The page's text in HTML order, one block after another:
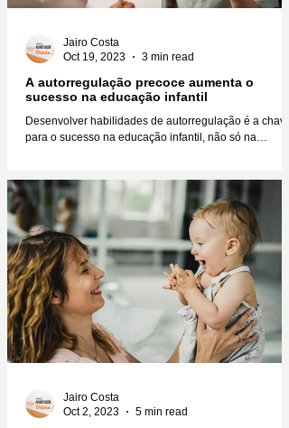
A autorregulação precoce aumenta o
sucesso na educação infantil
Desenvolver habilidades de autorregulação é a chave
para o sucesso na educação infantil, não só na
Jairo Costa
Oct 19, 2023
3 min read
Jairo Costa
Oct 2, 2023
5 min read